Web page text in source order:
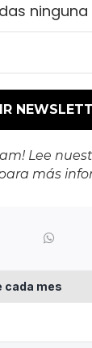
Lee
más
cada mes